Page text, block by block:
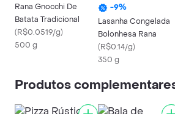
Rana Gnocchi De
Batata Tradicional
(R$0.0519/g)
500 g
-9%
Lasanha Congelada
Bolonhesa Rana
(R$0.14/g)
350 g
Produtos